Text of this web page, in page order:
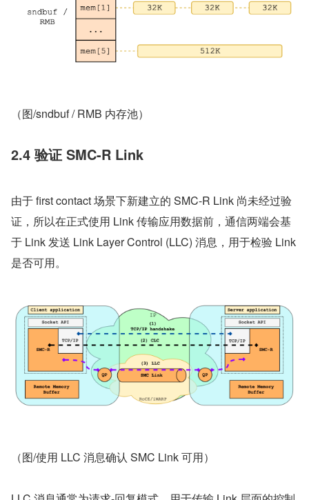
（图/sndbuf / RMB 内存池）
2.4 验证 SMC-R Link
由于 first contact 场景下新建立的 SMC-R Link 尚未经过验
证，所以在正式使用 Link 传输应用数据前，通信两端会基
于 Link 发送 Link Layer Control (LLC) 消息，用于检验 Link
是否可用。
（图/使用 LLC 消息确认 SMC Link 可用）